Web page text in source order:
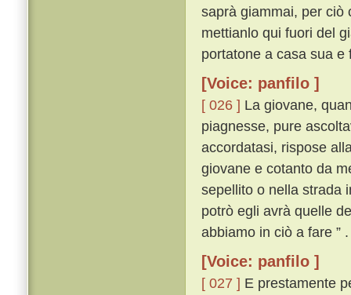
saprà giammai, per ciò
mettianlo qui fuori del
portatone a casa sua e
[Voice: panfilo ]
[ 026 ] La giovane,
piagnesse, pure
accordatasi, rispose
giovane e cotanto da
sepellito o nella strada
potrò egli avrà quelle
abbiamo in ciò a fare ” .
[Voice: panfilo ]
[ 027 ] E prestamente